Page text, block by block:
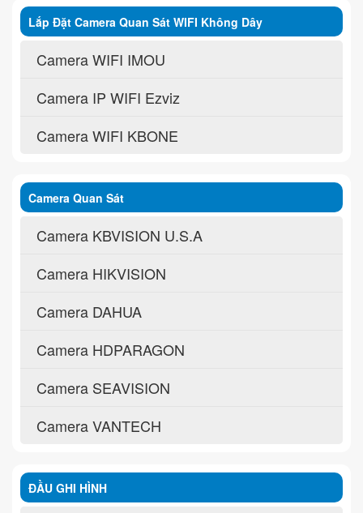
Lắp Đặt Camera Quan Sát WIFI Không Dây
Camera WIFI IMOU
Camera IP WIFI Ezviz
Camera WIFI KBONE
Camera Quan Sát
Camera KBVISION U.S.A
Camera HIKVISION
Camera DAHUA
Camera HDPARAGON
Camera SEAVISION
Camera VANTECH
ĐẦU GHI HÌNH